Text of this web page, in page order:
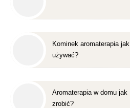
Kominek aromaterapia jak
używać?
Aromaterapia w domu jak
zrobić?